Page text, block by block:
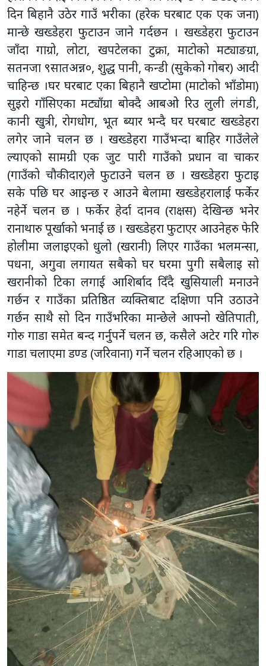
दिन बिहानै उठेर गाउँ भरीका (हरेक घरबाट एक एक जना)
मान्छे खख्डेहरा फुटाउन जाने गर्दछन । खख्डेहरा फुटाउन
जाँदा गाग्रो, लोटा, खपटेलका टुक्रा, माटोको मट्याङग्रा,
सतनजा ९सातअन्न०, शुद्ध पानी, कन्डी (सुकेको गोबर) आदी
चाहिन्छ ।घर घरबाट एका बिहानै खप्टोमा (माटोको भाँडोमा)
सुइरो गाँसिएका मट्याँग्रा बोक्दै आबओ रिउ लुली लंगडी,
कानी खुत्री, रोगधोग, भूत ब्यार भन्दै घर घरबाट खख्डेहरा
लगेर जाने चलन छ । खख्डेहरा गाउँभन्दा बाहिर गाउँलेले
ल्याएको सामग्री एक जुट पारी गाउँकाे प्रधान वा चाकर
(गाउँको चौकीदार)ले फुटाउने चलन छ । खख्डेहरा फुटाइ
सके पछि घर आइन्छ र आउने बेलामा खख्डेहरालाई फर्केर
नहेर्ने चलन छ । फर्केर हेर्दा दानव (राक्षस) देखिन्छ भनेर
रानाथारु पूर्खाको भनाई छ । खख्डेहरा फुटाएर आउनेहरु फेरि
होलीमा जलाइएको धुलो (खरानी) लिएर गाउँका भलमन्सा,
पधना, अगुवा लगायत सबैको घर घरमा पुगी सबैलाइ सो
खरानीको टिका लगाई आशिर्बाद दिँदै खुसियाली मनाउने
गर्छन र गाउँका प्रतिष्ठित व्यक्तिबाट दक्षिणा पनि उठाउने
गर्छन साथै सो दिन गाउँभरिका मान्छेले आफ्नो खेतिपाती,
गोरु गाडा समेत बन्द गर्नुपर्ने चलन छ, कसैले अटेर गरि गोरु
गाडा चलाएमा डण्ड (जरिवाना) गर्ने चलन रहिआएको छ ।